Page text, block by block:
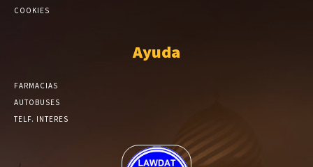
COOKIES
Ayuda
FARMACIAS
AUTOBUSES
TELF. INTERES